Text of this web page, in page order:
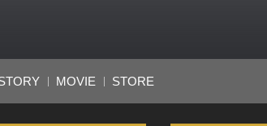
MOVIE STORE